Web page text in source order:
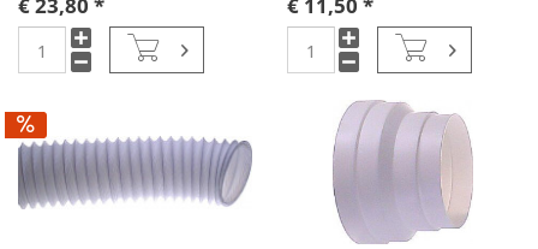
€ 23,80 * € 11,50 *